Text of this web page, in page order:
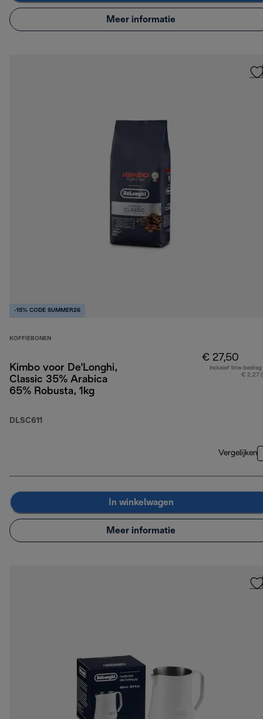
Meer informatie
-15% CODE SUMMER26
KOFFIEBONEN
Kimbo voor De'Longhi,
Classic 35% Arabica
65% Robusta, 1kg
DLSC611
€ 27,50
Inclusief btw-bedrag
€ 2,27
Vergelijken
In winkelwagen
Meer informatie